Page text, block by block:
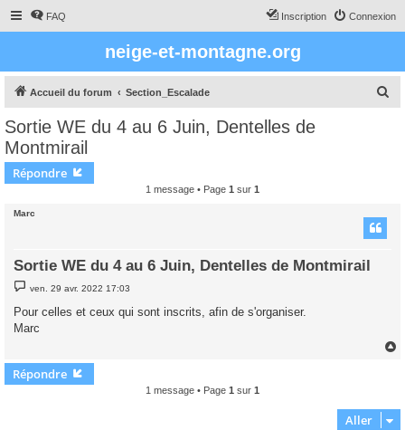
FAQ Connexion
Inscription
neige-et-montagne.org
Accueil du forum Section_Escalade
Sortie WE du 4 au 6 Juin, Dentelles de
Montmirail
Répondre
1 message • Page 1 sur 1
Marc
Sortie WE du 4 au 6 Juin, Dentelles de Montmirail
e
s
a
ven. 29 avr. 2022 17:03
Pour celles et ceux qui sont inscrits, afin de s'organiser.
Marc
Répondre
1 message • Page 1 sur 1
Aller